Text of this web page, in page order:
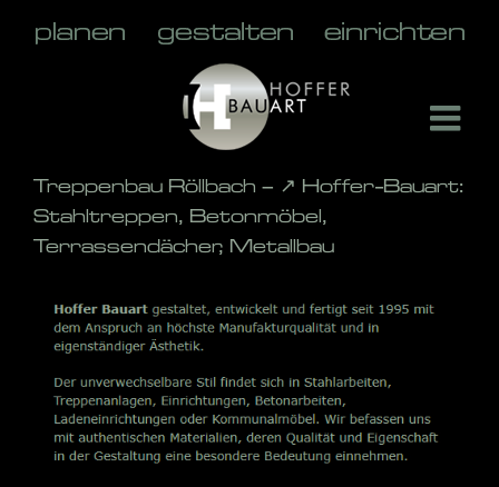
Treppenbau Röllbach – ↗️ Hoffer-Bauart:
Stahltreppen, Betonmöbel,
Terrassendächer, Metallbau